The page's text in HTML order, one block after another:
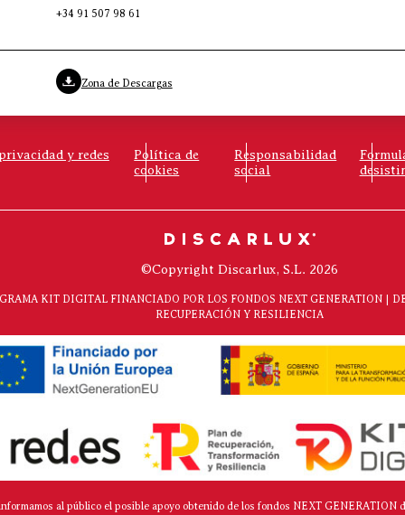
+34 91 507 98 61
Zona de Descargas
y redes
Política de
cookies
Responsabilidad
social
©Copyright Discarlux, S.L. 2026
KIT DIGITAL FINANCIADO POR LOS FONDOS NEXT GENERATION |
RECUPERACIÓN Y RESILIENCIA
al público el posible apoyo obtenido de los fondos NEXT GENERATION